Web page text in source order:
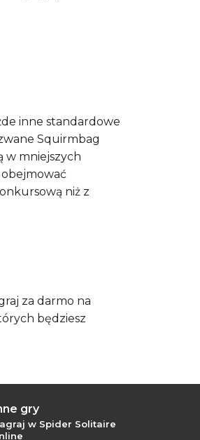
inne standardowe
Squirmbag
w mniejszych
obejmować
niż z
za darmo na
będziesz
gry
w Spider Solitaire